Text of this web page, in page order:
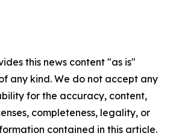
this news content "as is"
any kind. We do not accept any
for the accuracy, content,
completeness, legality, or
contained in this article.